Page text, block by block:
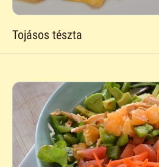
Tojásos tészta